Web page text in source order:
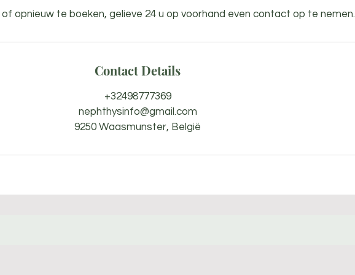
opnieuw te boeken, gelieve 24 u op voorhand even contact op te nemen.
Contact Details
+32498777369
nephthysinfo@gmail.com
9250 Waasmunster, België